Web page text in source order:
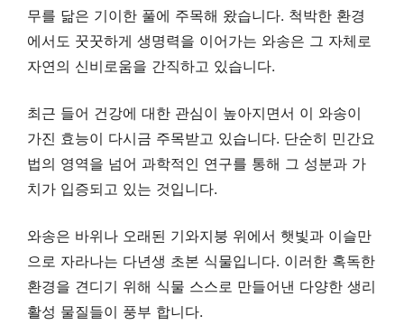
무를 닮은 기이한 풀에 주목해 왔습니다. 척박한 환경
에서도 꿋꿋하게 생명력을 이어가는 와송은 그 자체로
자연의 신비로움을 간직하고 있습니다.
최근 들어 건강에 대한 관심이 높아지면서 이 와송이
가진 효능이 다시금 주목받고 있습니다. 단순히 민간요
법의 영역을 넘어 과학적인 연구를 통해 그 성분과 가
치가 입증되고 있는 것입니다.
와송은 바위나 오래된 기와지붕 위에서 햇빛과 이슬만
으로 자라나는 다년생 초본 식물입니다. 이러한 혹독한
환경을 견디기 위해 식물 스스로 만들어낸 다양한 생리
활성 물질들이 풍부 합니다.